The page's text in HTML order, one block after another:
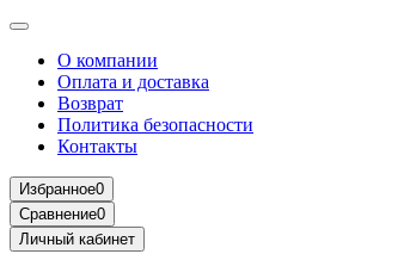
О компании
Оплата и доставка
Возврат
Политика безопасности
Контакты
Избранное0
Сравнение0
Личный кабинет